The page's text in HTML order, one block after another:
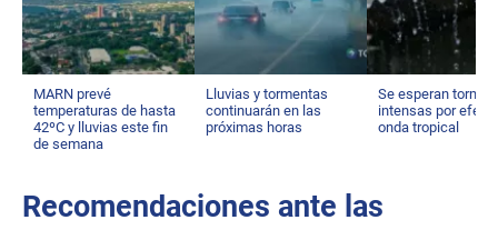
MARN prevé
temperaturas de hasta
42ºC y lluvias este fin
de semana
Lluvias y tormentas
continuarán en las
próximas horas
Se esperan
intensas por
onda tropical
Recomendaciones ante las